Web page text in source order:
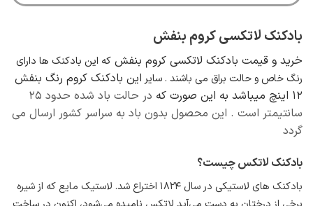
ها
در
صفحه
محصول
انتخاب
شوند
بادکنک لاتکسی کروم بنفش
خرید و قیمت بادکنک لاتکسی کروم بنفش که این بادکنک ها دارای
رنگ خاص و حالت براق می باشند . سایر این بادکنک کروم رنگ بنفش
12 اینچ میباشد به این صورت که
در حالت باد شده حدود ۲۵
سانتیمتر است . این محصول بدون باد به سراسر کشور ارسال می
گردد
بادکنک لاتکس چیست؟
بادکنک های لاستیکی در سال ۱۸۲۴
اختراع شد. لاستیک مایع که از شیره